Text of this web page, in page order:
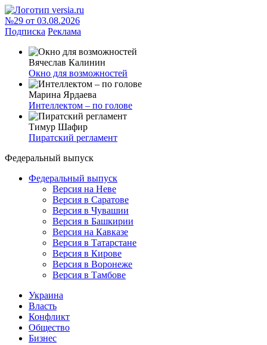
№29 от 03.08.2026
Подписка Реклама
Вячеслав Калинин
Окно для возможностей
Марина Ярдаева
Интеллектом – по голове
Тимур Шафир
Пиратский регламент
Федеральный выпуск
Федеральный выпуск
Версия на Неве
Версия в Саратове
Версия в Чувашии
Версия в Башкирии
Версия на Кавказе
Версия в Татарстане
Версия в Кирове
Версия в Воронеже
Версия в Тамбове
Украина
Власть
Конфликт
Общество
Бизнес